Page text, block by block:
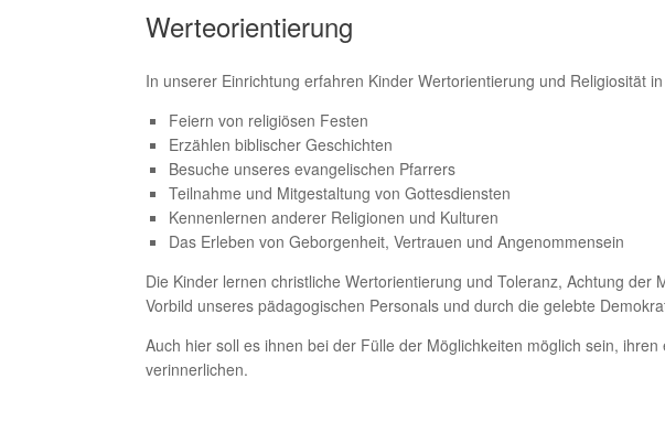
Werteorientierung
In unserer Einrichtung erfahren Kinder Wertorientierung und Religiosität
Feiern von religiösen Festen
Erzählen biblischer Geschichten
Besuche unseres evangelischen Pfarrers
Teilnahme und Mitgestaltung von Gottesdiensten
Kennenlernen anderer Religionen und Kulturen
Das Erleben von Geborgenheit, Vertrauen und Angenommensein
Die Kinder lernen christliche Wertorientierung und Toleranz, Achtung der
Vorbild unseres pädagogischen Personals und durch die gelebte
Auch hier soll es ihnen bei der Fülle der Möglichkeiten möglich sein,
verinnerlichen.